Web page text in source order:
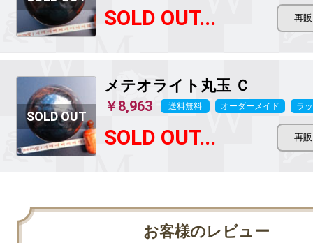
SOLD OUT...
メテオライト丸玉 Ｃ
￥8,963 送料無料 オーダーメイド ラ
SOLD OUT...
お客様のレビュー